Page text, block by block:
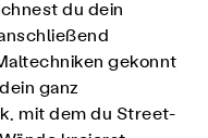
du dein
gekonnt
ganz
mit dem du Street-